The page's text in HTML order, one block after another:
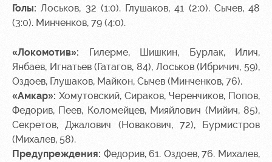
Голы: Лоськов, 32 (1:0). Глушаков, 41 (2:0). Сычев, 48
(3:0). Минченков, 79 (4:0).
«Локомотив»: Гилерме, Шишкин, Бурлак, Илич,
Янбаев, Игнатьев (Гатагов, 84), Лоськов (Ибричич, 59),
Оздоев, Глушаков, Майкон, Сычев (Минченков, 76).
«Амкар»: Хомутовский, Сираков, Черенчиков, Попов,
Федорив, Пеев, Коломейцев, Мияйлович (Мийич, 85),
Секретов, Джалович (Новакович, 72), Бурмистров
(Михалев, 58).
Предупреждения: Федорив, 61. Оздоев, 76. Михалев,